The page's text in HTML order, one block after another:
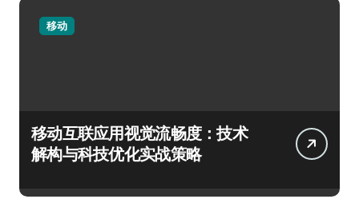
移动
移动互联应用视觉流畅度：技术
解构与科技优化实战策略